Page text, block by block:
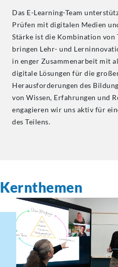
Das E-Learning-Team
Prüfen mit digitalen Medien
Stärke ist die Kombination
bringen Lehr- und
in enger Zusammenarbeit mit
digitale Lösungen für die
Herausforderungen des
von Wissen, Erfahrungen und
engagieren wir uns aktiv für
des Teilens.
Kernthemen